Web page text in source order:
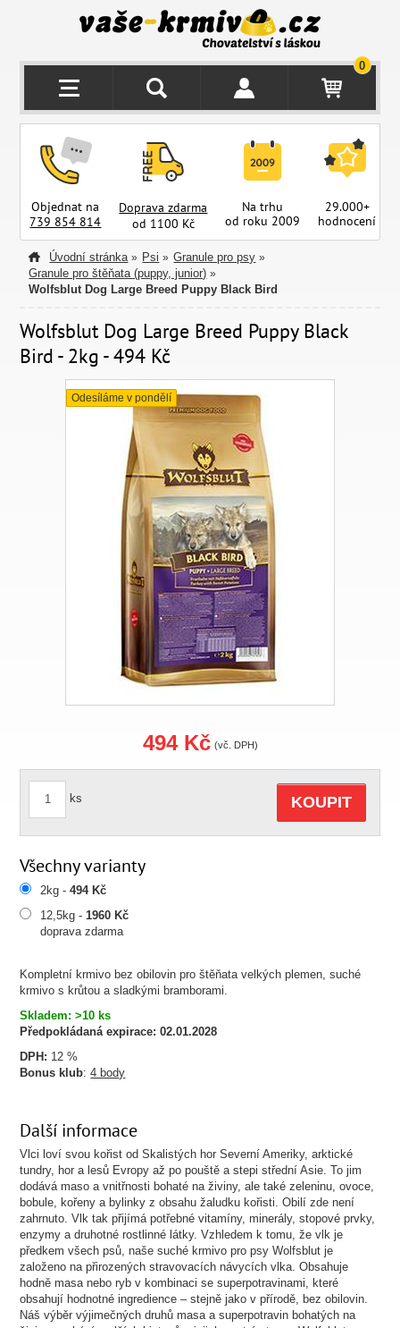
0
Objednat na
739 854 814
Doprava zdarma
od 1100 Kč
Na trhu
od roku 2009
29.000+
hodnocení
Úvodní stránka » Psi » Granule pro psy »
Granule pro štěňata (puppy, junior) »
Wolfsblut Dog Large Breed Puppy Black Bird
Wolfsblut Dog Large Breed Puppy Black
Bird - 2kg - 494 Kč
Odesíláme v pondělí
Kompletní krmivo bez obilovin pro štěňata velkých plemen, suché
krmivo s krůtou a sladkými bramborami.
Skladem: >10 ks
Předpokládaná expirace: 02.01.2028
DPH: 12 %
Bonus klub:4 body
494 Kč (vč. DPH)
ks KOUPIT
Všechny varianty
2kg -494 Kč
12,5kg -1960 Kč
doprava zdarma
Další informace
Vlci loví svou kořist od Skalistých hor Severní Ameriky, arktické
tundry, hor a lesů Evropy až po pouště a stepi střední Asie. To jim
dodává maso a vnitřnosti bohaté na živiny, ale také zeleninu, ovoce,
bobule, kořeny a bylinky z obsahu žaludku kořisti. Obilí zde není
zahrnuto. Vlk tak přijímá potřebné vitamíny, minerály, stopové prvky,
enzymy a druhotné rostlinné látky. Vzhledem k tomu, že vlk je
předkem všech psů, naše suché krmivo pro psy Wolfsblut je
založeno na přirozených stravovacích návycích vlka. Obsahuje
hodně masa nebo ryb v kombinaci se superpotravinami, které
obsahují hodnotné ingredience – stejně jako v přírodě, bez obilovin.
Náš výběr výjimečných druhů masa a superpotravin bohatých na